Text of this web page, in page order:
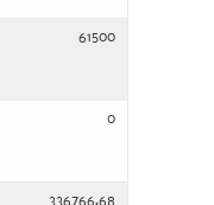
61500
0
336766,68